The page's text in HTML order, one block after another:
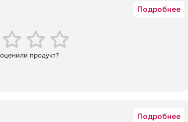
техники;
Подробнее
продукт?
Подробнее